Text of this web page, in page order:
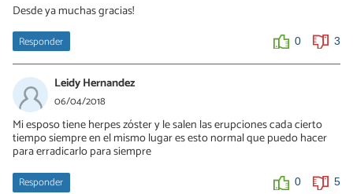
Desde ya muchas gracias!
Responder 0 3
Leidy Hernandez
06/04/2018
Mi esposo tiene herpes zóster y le salen las erupciones cada cierto
tiempo siempre en el mismo lugar es esto normal que puedo hacer
para erradicarlo para siempre
Responder 0 5